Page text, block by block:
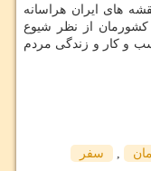
های ایران هراسانه
كشورمان از نظر شیوع
و كار و زندگی مردم
, سفر